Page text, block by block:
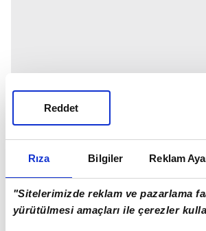
Rıza Bilgiler Reklam
"Sitelerimizde reklam ve pazarlama
yürütülmesi amaçları ile çerezler
Reddet